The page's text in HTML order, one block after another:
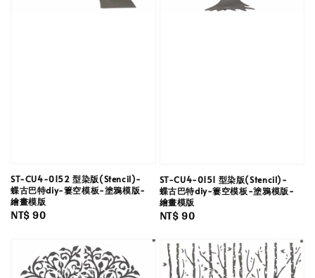
ST-CU4-0152 型染版(Stencil)-
蝶古巴特diy-簍空模板-塗鴉模版-
繪畫模版
Regular
NT$ 90
ST-CU4-0151 型染版(Stencil)-
蝶古巴特diy-簍空模板-塗鴉模版-
繪畫模版
Regular
NT$ 90